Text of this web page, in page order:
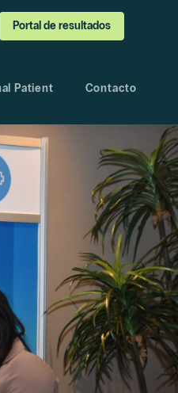
Portal de resultados
Patient Contacto